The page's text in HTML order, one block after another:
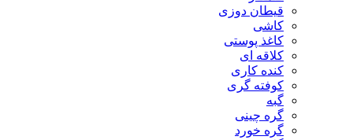
قیطان دوزی
کاغذ پوستی
کوفته گری